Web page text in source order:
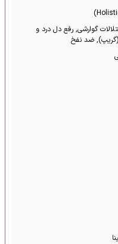
گوارشی, رفع دل درد و
ضد نفخ